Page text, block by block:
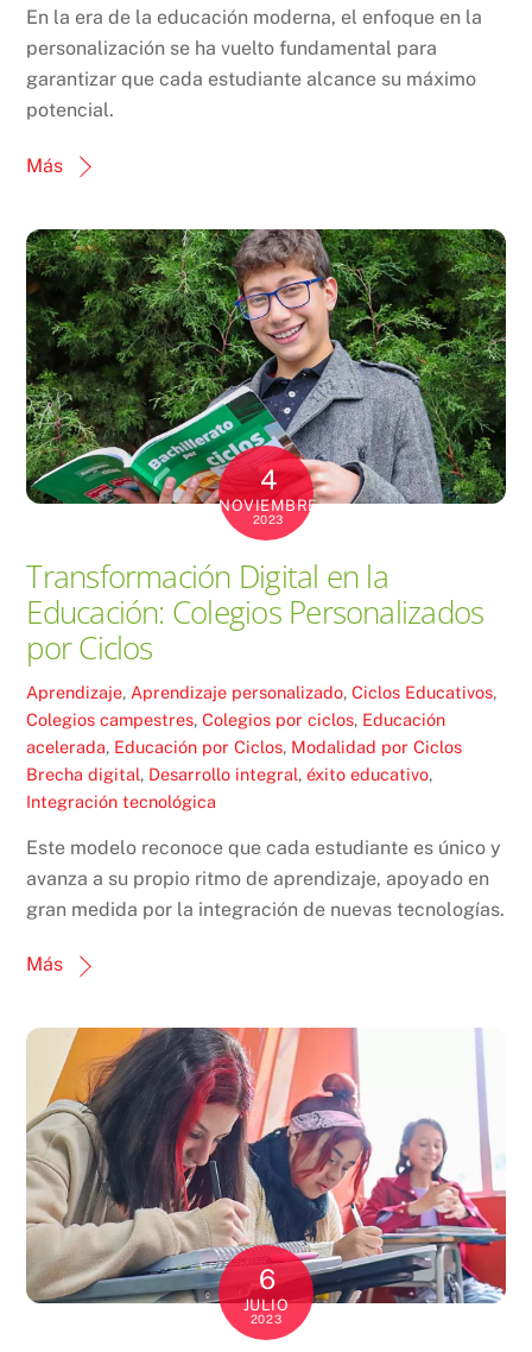
En la era de la educación moderna, el enfoque en la
personalización se ha vuelto fundamental para
garantizar que cada estudiante alcance su máximo
potencial.
Más
4
NOVIEMBRE
2023
Transformación Digital en la
Educación: Colegios Personalizados
por Ciclos
Aprendizaje, Aprendizaje personalizado,Ciclos Educativos,
Colegios campestres,Colegios por ciclos, Educación
acelerada, Educación por Ciclos, Modalidad por Ciclos
Brecha digital, Desarrollo integral,éxito educativo,
Integración tecnológica
Este modelo reconoce que cada estudiante es único y
avanza a su propio ritmo de aprendizaje, apoyado en
gran medida por la integración de nuevas tecnologías.
Más
6
JULIO
2023